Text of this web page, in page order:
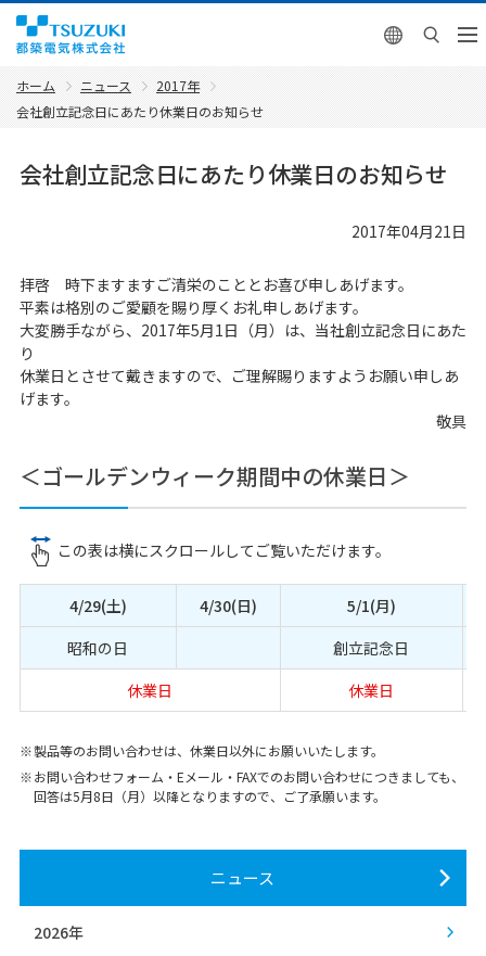
ホーム ニュース
2017年
会社創立記念日にあたり休業日のお知らせ
会社創立記念日にあたり休業日のお知らせ
2017年04月21日
拝啓 時下ますますご清栄のこととお喜び申しあげます。
平素は格別のご愛顧を賜り厚くお礼申しあげます。
大変勝手ながら、2017年5月1日（月）は、当社創立記念日にあた
り
休業日とさせて戴きますので、ご理解賜りますようお願い申しあ
げます。
敬具
＜ゴールデンウィーク期間中の休業日＞
この表は横にスクロールしてご覧いただけます。
4/29(土) 4/30(日) 5/1(月)
昭和の日
創立記念日
休業日
休業日
※製品等のお問い合わせは、休業日以外にお願いいたします。
※お問い合わせフォーム・Eメール・FAXでのお問い合わせにつきましても、
回答は5月8日（月）以降となりますので、ご了承願います。
ニュース
2026年